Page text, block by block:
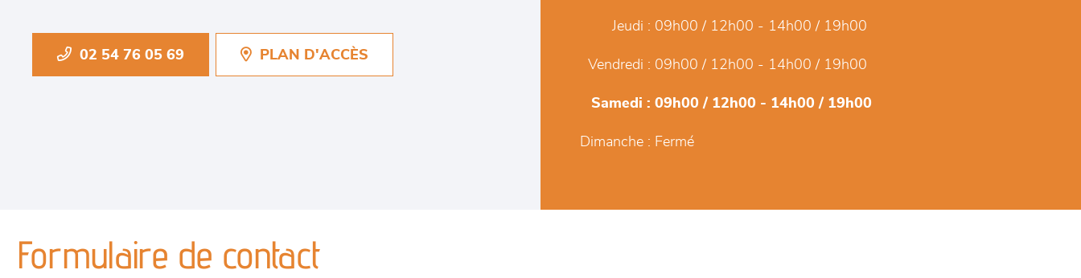
02 54 76 05 69 PLAN D'ACCÈS
Jeudi : 09h00 / 12h00 - 14h00 / 19h00
Vendredi : 09h00 / 12h00 - 14h00 / 19h00
Samedi : 09h00 / 12h00 - 14h00 / 19h00
Dimanche : Fermé
Formulaire de contact